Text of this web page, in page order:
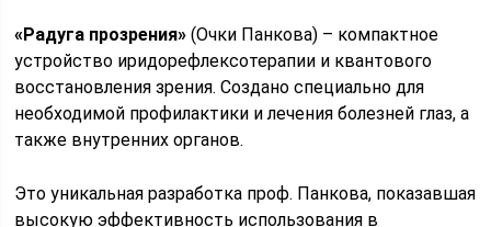
«Радуга прозрения» (Очки Панкова) – компактное
устройство иридорефлексотерапии и квантового
восстановления зрения. Создано специально для
необходимой профилактики и лечения болезней глаз, а
также внутренних органов.
Это уникальная разработка проф. Панкова, показавшая
высокую эффективность использования в